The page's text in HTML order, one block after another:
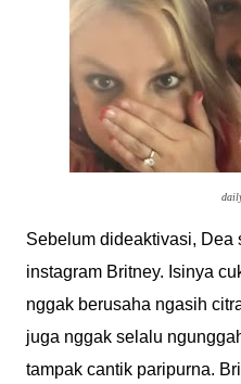
Sebelum dideaktivasi, Dea
instagram Britney. Isinya
nggak berusaha ngasih
juga nggak selalu
tampak cantik paripurna.